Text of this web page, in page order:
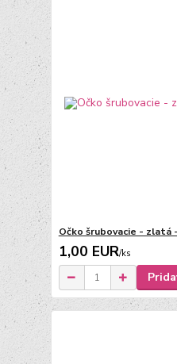
Očko šrubovacie - zlatá
1,00 EUR/ks